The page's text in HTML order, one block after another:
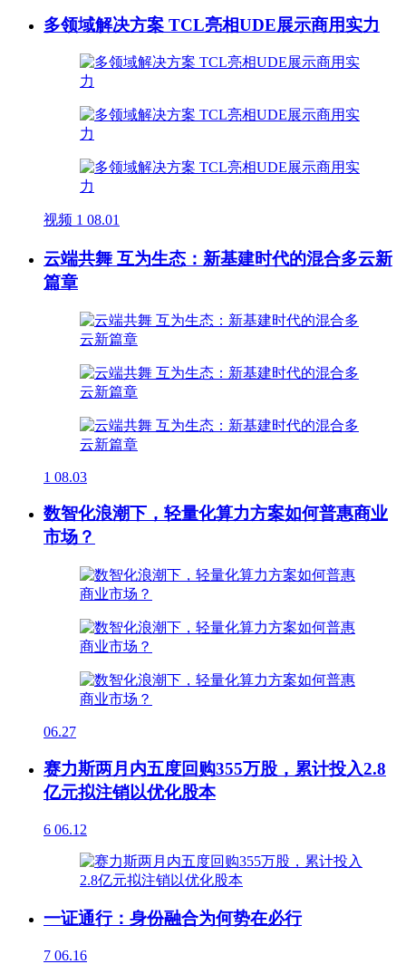
多领域解决方案 TCL亮相UDE展示商用实力
视频 1 08.01
云端共舞 互为生态：新基建时代的混合多云新
篇章
1 08.03
数智化浪潮下，轻量化算力方案如何普惠商业
市场？
06.27
赛力斯两月内五度回购355万股，累计投入2.8
亿元拟注销以优化股本
6 06.12
一证通行：身份融合为何势在必行
7 06.16